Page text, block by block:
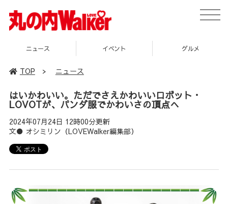
toggle
ニュース イベント
TOP > ニュース
はいかわいい。ただでさえかわいいロボット・
LOVOTが、パンダ服でかわいさの頂点へ
2024年07月24日 12時00分更新
文● オシミリン（LOVEWalker編集部）